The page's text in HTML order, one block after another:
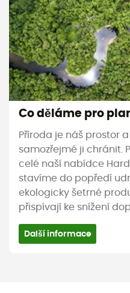
Co děláme pro
Příroda je náš prostor
samozřejmé ji chránit.
celé naší nabídce
stavíme do popředí
ekologicky šetrné
přispívají ke snížení
Další informace